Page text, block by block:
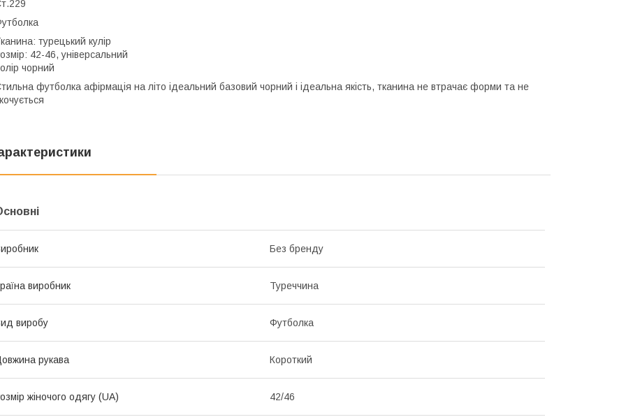
турецький кулір
42-46, універсальний
чорний
футболка афірмація на літо ідеальний базовий чорний і ідеальна якість, тканина не втрачає форми та не
Без бренду
виробник Туреччина
виробу Футболка
рукава Короткий
жіночого одягу (UA) 42/46